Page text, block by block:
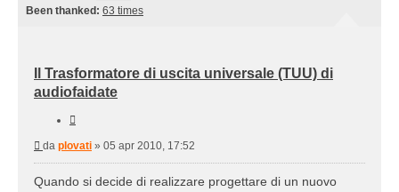
Been thanked: 63 times
Il Trasformatore di uscita universale (TUU) di
audiofaidate
Messaggio
da plovati » 05 apr 2010, 17:52
Quando si decide di realizzare progettare di un nuovo